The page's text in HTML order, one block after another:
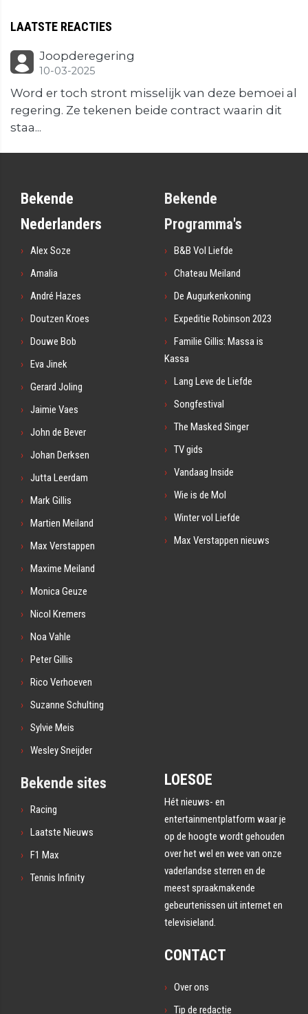
LAATSTE REACTIES
Joopderegering
10-03-2025
Word er toch stront misselijk van deze bemoei al
regering. Ze tekenen beide contract waarin dit
staa...
Bekende
Nederlanders
Alex Soze
Amalia
André Hazes
Doutzen Kroes
Douwe Bob
Eva Jinek
Gerard Joling
Jaimie Vaes
John de Bever
Johan Derksen
Jutta Leerdam
Mark Gillis
Martien Meiland
Max Verstappen
Maxime Meiland
Monica Geuze
Nicol Kremers
Noa Vahle
Peter Gillis
Rico Verhoeven
Suzanne Schulting
Sylvie Meis
Wesley Sneijder
Bekende
Programma's
B&B Vol Liefde
Chateau Meiland
De Augurkenkoning
Expeditie Robinson 2023
Familie Gillis: Massa is
Kassa
Lang Leve de Liefde
Songfestival
The Masked Singer
TV gids
Vandaag Inside
Wie is de Mol
Winter vol Liefde
Max Verstappen nieuws
Bekende sites
Racing
Laatste Nieuws
F1 Max
Tennis Infinity
LOESOE
Hét nieuws- en
entertainmentplatform waar je
op de hoogte wordt gehouden
over het wel en wee van onze
vaderlandse sterren en de
meest spraakmakende
gebeurtenissen uit internet en
televisieland.
CONTACT
Over ons
Tip de redactie